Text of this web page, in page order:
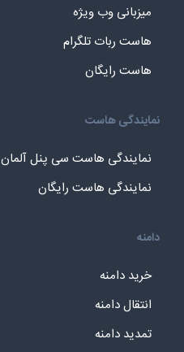
میزبانی وب ویژه
هاست ربات تلگرام
هاست رایگان
نمایندگی هاست
نمایندگی هاست سی پنل آلمان
نمایندگی هاست رایگان
دامنه
خرید دامنه
انتقال دامنه
تمدید دامنه